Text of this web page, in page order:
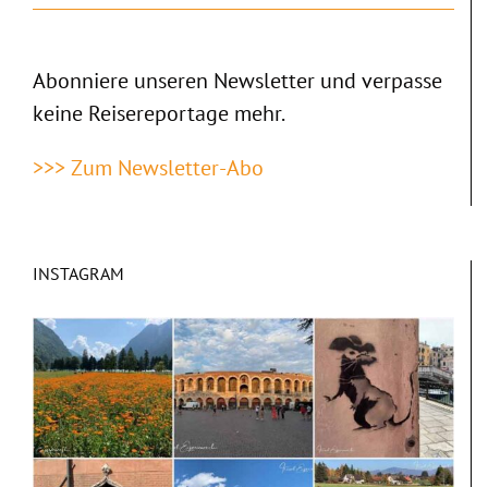
Abonniere unseren Newsletter und verpasse
keine Reisereportage mehr.
>>> Zum Newsletter-Abo
INSTAGRAM